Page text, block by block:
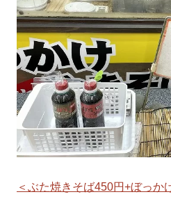
＜ぶた焼きそば450円+ぼっか